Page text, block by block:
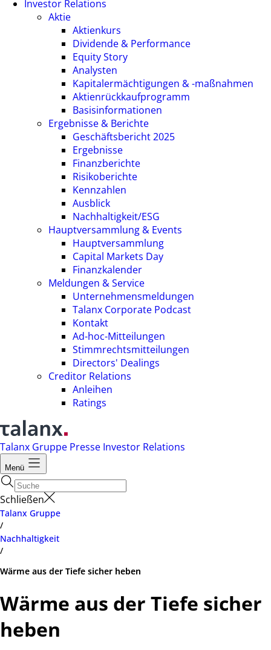
Investor Relations
Aktie
Aktienkurs
Dividende & Performance
Equity Story
Analysten
Kapitalermächtigungen & -maßnahmen
Aktienrückkaufprogramm
Basisinformationen
Ergebnisse & Berichte
Geschäftsbericht 2025
Ergebnisse
Finanzberichte
Risikoberichte
Kennzahlen
Ausblick
Nachhaltigkeit/ESG
Hauptversammlung & Events
Hauptversammlung
Capital Markets Day
Finanzkalender
Meldungen & Service
Unternehmensmeldungen
Talanx Corporate Podcast
Kontakt
Ad-hoc-Mitteilungen
Stimmrechtsmitteilungen
Directors' Dealings
Creditor Relations
Anleihen
Ratings
Talanx Gruppe Presse Investor Relations
Menü
Schließen
Talanx Gruppe
/
Nachhaltigkeit
/
Wärme aus der Tiefe sicher heben
Wärme aus der Tiefe sicher
heben